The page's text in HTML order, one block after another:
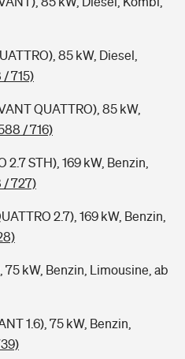
85 kW, Diesel,
715)
QUATTRO), 85 kW,
/ 716)
STH), 169 kW, Benzin,
/ 727)
2.7), 169 kW, Benzin,
75 kW, Benzin, Limousine, ab
1.6), 75 kW, Benzin,